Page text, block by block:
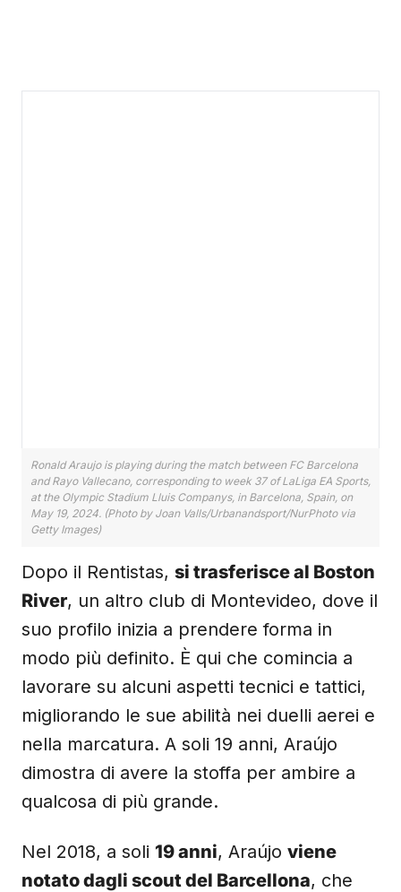
Ronald Araujo is playing during the match between FC Barcelona
and Rayo Vallecano, corresponding to week 37 of LaLiga EA Sports,
at the Olympic Stadium Lluis Companys, in Barcelona, Spain, on
May 19, 2024. (Photo by Joan Valls/Urbanandsport/NurPhoto via
Getty Images)
Dopo il Rentistas, si trasferisce al Boston
River, un altro club di Montevideo, dove il
suo profilo inizia a prendere forma in
modo più definito. È qui che comincia a
lavorare su alcuni aspetti tecnici e tattici,
migliorando le sue abilità nei duelli aerei e
nella marcatura. A soli 19 anni, Araújo
dimostra di avere la stoffa per ambire a
qualcosa di più grande.
Nel 2018, a soli 19 anni, Araújo viene
notato dagli scout del Barcellona, che